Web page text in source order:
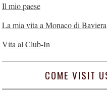
Il mio paese
La mia vita a Monaco di Baviera
Vita al Club-In
COME VISIT